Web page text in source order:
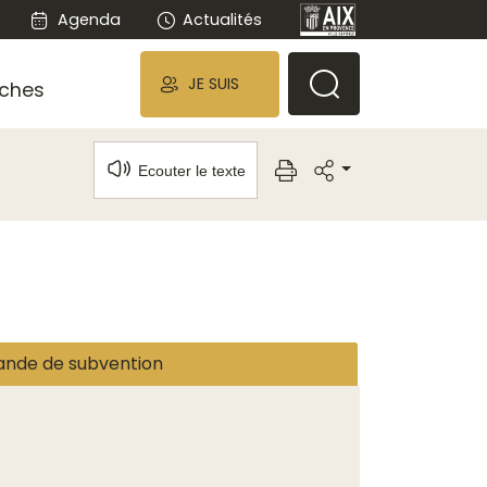
Agenda Actualités
JE SUIS
Ecouter le texte
de subvention